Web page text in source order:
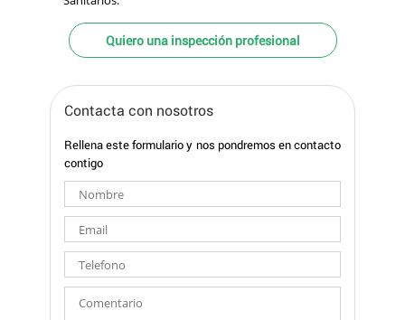
Quiero una inspección profesional
Contacta con nosotros
Rellena este formulario y nos pondremos en contacto
contigo